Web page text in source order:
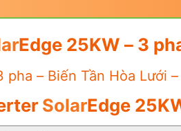
Edge 25KW – 3
pha – Biến Tần Hòa Lưới –
SolarEdge